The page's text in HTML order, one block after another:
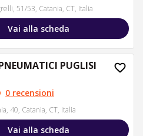
51/53, Catania, CT, Italia
Vai alla scheda
PUGLISI
0 recensioni
40, Catania, CT, Italia
Vai alla scheda